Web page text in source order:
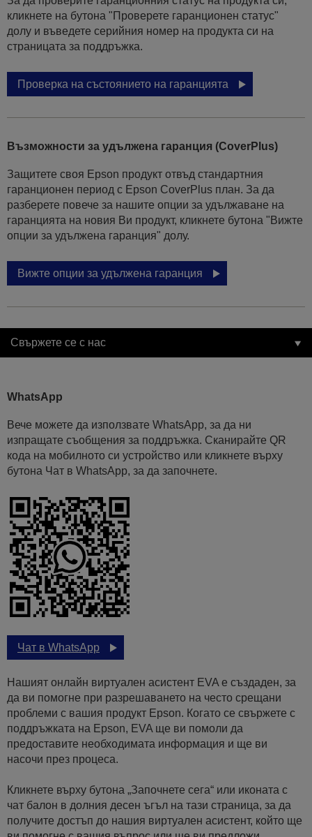
кликнете на бутона "Проверете гаранционен статус"
долу и въведете серийния номер на продукта си на
страницата за поддръжка.
Проверка на състоянието на гаранцията
Възможности за удължена гаранция (CoverPlus)
Защитете своя Epson продукт отвъд стандартния
гаранционен период с Epson CoverPlus план. За да
разберете повече за нашите опции за удължаване на
гаранцията на новия Ви продукт, кликнете бутона "Вижте
опции за удължена гаранция" долу.
Вижте опции за удължена гаранция
Свържете се с нас
WhatsApp
Вече можете да използвате WhatsApp, за да ни
изпращате съобщения за поддръжка. Сканирайте QR
кода на мобилното си устройство или кликнете върху
бутона Чат в WhatsApp, за да започнете.
Чат в WhatsApp
Нашият онлайн виртуален асистент EVA е създаден, за
да ви помогне при разрешаването на често срещани
проблеми с вашия продукт Epson. Когато се свържете с
поддръжката на Epson, EVA ще ви помоли да
предоставите необходимата информация и ще ви
насочи през процеса.
Кликнете върху бутона „Започнете сега“ или иконата с
чат балон в долния десен ъгъл на тази страница, за да
получите достъп до нашия виртуален асистент, който ще